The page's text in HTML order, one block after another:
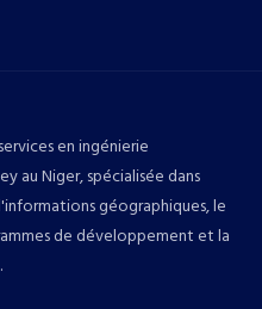
en ingénierie
au Niger, spécialisée dans
géographiques, le
de développement et la